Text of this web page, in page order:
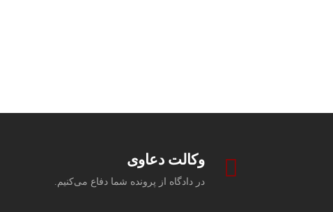
وکالت دعاوی
در دادگاه از پرونده شما دفاع می‌کنیم.